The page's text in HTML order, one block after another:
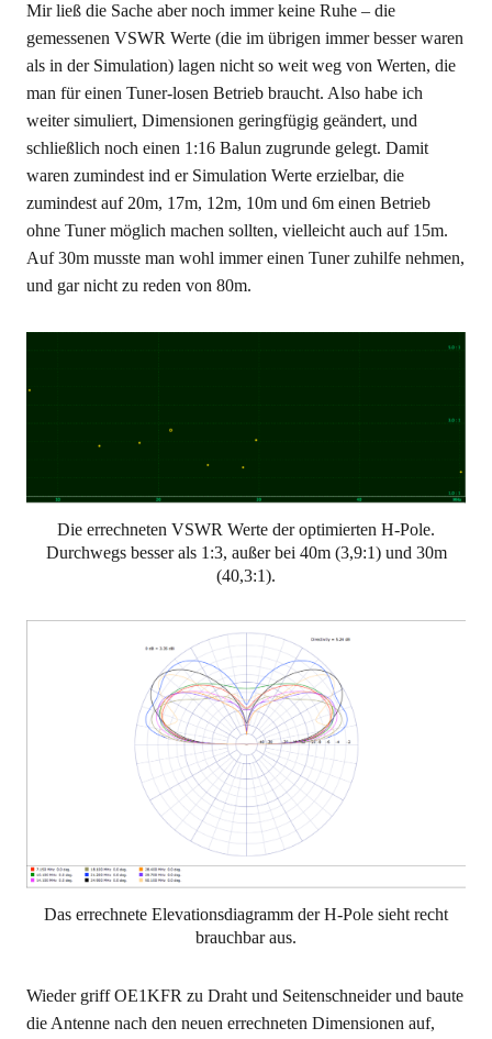
Mir ließ die Sache aber noch immer keine Ruhe – die
gemessenen VSWR Werte (die im übrigen immer besser waren
als in der Simulation) lagen nicht so weit weg von Werten, die
man für einen Tuner-losen Betrieb braucht. Also habe ich
weiter simuliert, Dimensionen geringfügig geändert, und
schließlich noch einen 1:16 Balun zugrunde gelegt. Damit
waren zumindest ind er Simulation Werte erzielbar, die
zumindest auf 20m, 17m, 12m, 10m und 6m einen Betrieb
ohne Tuner möglich machen sollten, vielleicht auch auf 15m.
Auf 30m musste man wohl immer einen Tuner zuhilfe nehmen,
und gar nicht zu reden von 80m.
Die errechneten VSWR Werte der optimierten H-Pole.
Durchwegs besser als 1:3, außer bei 40m (3,9:1) und 30m
(40,3:1).
Das errechnete Elevationsdiagramm der H-Pole sieht recht
brauchbar aus.
Wieder griff OE1KFR zu Draht und Seitenschneider und baute
die Antenne nach den neuen errechneten Dimensionen auf,